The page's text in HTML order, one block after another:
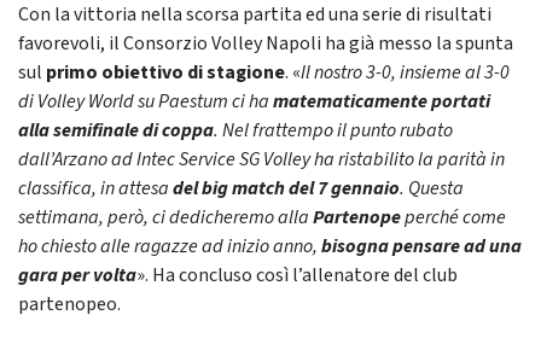
Con la vittoria nella scorsa partita ed una serie di risultati
favorevoli, il Consorzio Volley Napoli ha già messo la spunta
sul primo obiettivo di stagione. «Il nostro 3-0, insieme al 3-0
di Volley World su Paestum ci hamatematicamente portati
alla semifinale di coppa. Nel frattempo il punto rubato
dall’Arzano ad Intec Service SG Volley ha ristabilito la parità in
classifica, in attesadel big match del 7 gennaio. Questa
settimana, però, ci dedicheremo allaPartenopeperché come
ho chiesto alle ragazze ad inizio anno,bisogna pensare ad una
gara per volta». Ha concluso così l’allenatore del club
partenopeo.